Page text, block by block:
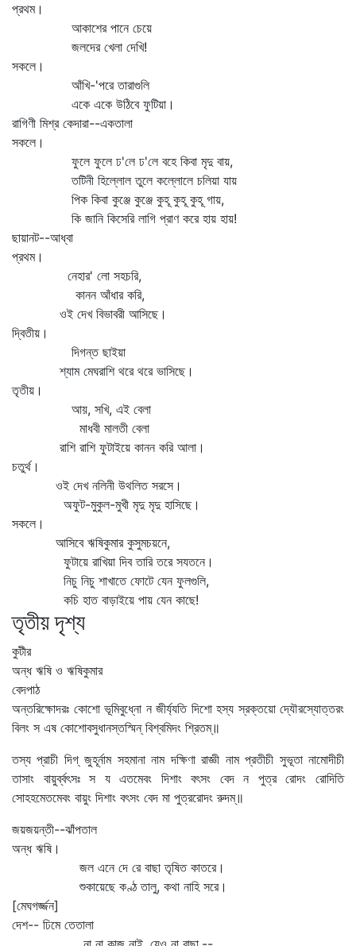
প্রথম।
আকাশের পানে চেয়ে
জলদের খেলা দেখি!
সকলে।
আঁখি-'পরে তারাগুলি
একে একে উঠিবে ফুটিয়া।
রাগিণী মিশ্র কেদারা--একতালা
সকলে।
ফুলে ফুলে ঢ'লে ঢ'লে বহে কিবা মৃদু বায়,
তটিনী হিল্লোল তুলে কল্লোলে চলিয়া যায়
পিক কিবা কুঞ্জে কুঞ্জে কুহূ কুহূ কুহূ গায়,
কি জানি কিসেরি লাগি প্রাণ করে হায় হায়!
ছায়ানট--আধ্বা
প্রথম।
নেহার' লো সহচরি,
কানন আঁধার করি,
ওই দেখ বিভাবরী আসিছে।
দ্বিতীয়।
দিগন্ত ছাইয়া
শ্যাম মেঘরাশি থরে থরে ভাসিছে।
তৃতীয়।
আয়, সখি, এই বেলা
মাধবী মালতী বেলা
রাশি রাশি ফুটাইয়ে কানন করি আলা।
চতুর্থ।
ওই দেখ নলিনী উথলিত সরসে।
অফুট-মুকুল-মুখী মৃদু মৃদু হাসিছে।
সকলে।
আসিবে ঋষিকুমার কুসুমচয়নে,
ফুটায়ে রাখিয়া দিব তারি তরে সযতনে।
নিচু নিচু শাখাতে ফোটে যেন ফুলগুলি,
কচি হাত বাড়াইয়ে পায় যেন কাছে!
তৃতীয় দৃশ্য
কুটীর
অন্ধ ঋষি ও ঋষিকুমার
বেদপাঠ
অন্তরিক্ষোদরঃ কোশো ভূমিবুধ্নো ন জীর্য্যতি দিশো হস্য স্রক্তয়ো দ্যৌরস্যোত্তরং
বিলং স এষ কোশোবসুধানস্তস্মিন্‌ বিশ্বমিদং শ্রিতম্‌॥
তস্য প্রাচী দিগ্‌ জুহূর্নাম সহমানা নাম দক্ষিণা রাজ্ঞী নাম প্রতীচী সুভূতা নামোদীচী
তাসাং বায়ুর্ব্বৎসঃ স য এতমেবং দিশাং বৎসং বেদ ন পুত্র রোদং রোদিতি
সোহহমেতমেবং বায়ুং দিশাং বৎসং বেদ মা পুত্ররোদং রুদম্‌॥
জয়জয়ন্তী--ঝাঁপতাল
অন্ধ ঋষি।
জল এনে দে রে বাছা তৃষিত কাতরে।
শুকায়েছে কণ্ঠ তালু, কথা নাহি সরে।
[মেঘগর্জ্জন]
দেশ-- ঢিমে তেতালা